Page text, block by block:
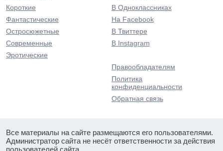
Короткие
Фантастические
Остросюжетные
Современные
Эротические
В Одноклассниках
На Facebook
В Твиттере
В Instagram
Правообладателям
Политика
конфиденциальности
Обратная связь
Все материалы на сайте размещаются его пользователями.
Администратор сайта не несёт ответственности за действия
пользователей сайта.